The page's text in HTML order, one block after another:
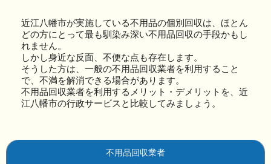
近江八幡市が実施している不用品の個別回収は、ほとん
どの方にとって最も馴染み深い不用品回収の手段かもし
れません。
しかし身近な反面、不便な点も存在します。
そうした方は、一般の不用品回収業者を利用すること
で、不満を解消できる場合があります。
不用品回収業者を利用するメリット・デメリットを、近
江八幡市の行政サービスと比較してみましょう。
不用品回収業者